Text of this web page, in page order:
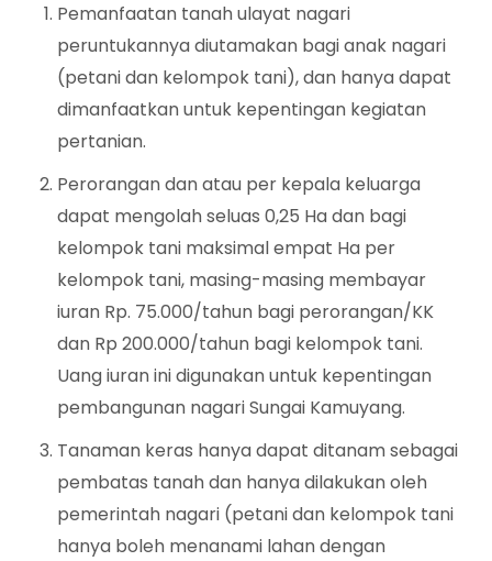
Pemanfaatan tanah ulayat nagari
peruntukannya diutamakan bagi anak nagari
(petani dan kelompok tani), dan hanya dapat
dimanfaatkan untuk kepentingan kegiatan
pertanian.
Perorangan dan atau per kepala keluarga
dapat mengolah seluas 0,25 Ha dan bagi
kelompok tani maksimal empat Ha per
kelompok tani, masing-masing membayar
iuran Rp. 75.000/tahun bagi perorangan/KK
dan Rp 200.000/tahun bagi kelompok tani.
Uang iuran ini digunakan untuk kepentingan
pembangunan nagari Sungai Kamuyang.
Tanaman keras hanya dapat ditanam sebagai
pembatas tanah dan hanya dilakukan oleh
pemerintah nagari (petani dan kelompok tani
hanya boleh menanami lahan dengan